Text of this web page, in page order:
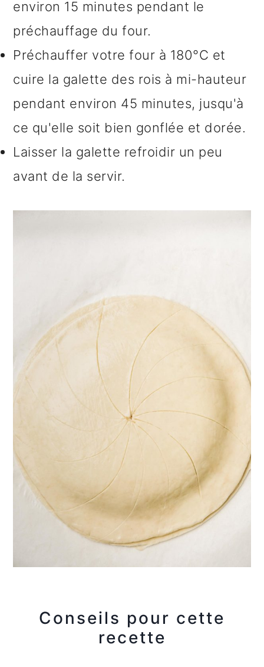
environ 15 minutes pendant le
préchauffage du four.
Préchauffer votre four à 180°C et
cuire la galette des rois à mi-hauteur
pendant environ 45 minutes, jusqu'à
ce qu'elle soit bien gonflée et dorée.
Laisser la galette refroidir un peu
avant de la servir.
Conseils pour cette
recette